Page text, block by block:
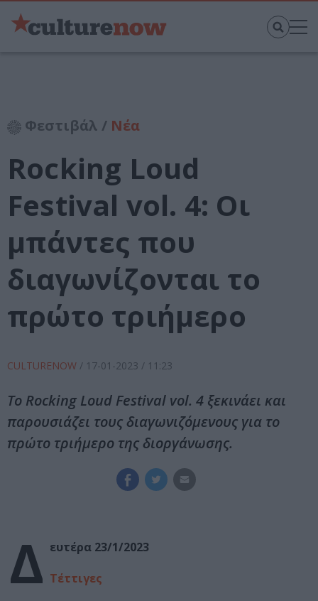
Φεστιβάλ / Νέα
Rocking Loud
Festival vol. 4: Οι
μπάντες που
διαγωνίζονται το
πρώτο τριήμερο
CULTURENOW / 17-01-2023 / 11:23
Το Rocking Loud Festival vol. 4 ξεκινάει και
παρουσιάζει τους διαγωνιζόμενους για το
πρώτο τριήμερο της διοργάνωσης.
Δ ευτέρα 23/1/2023
Τέττιγες